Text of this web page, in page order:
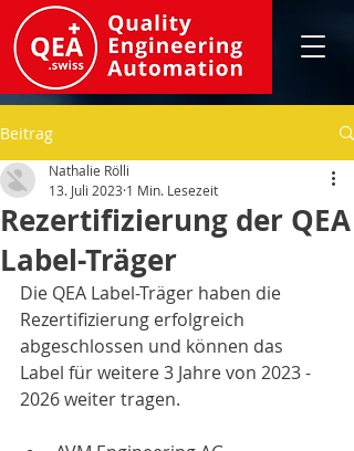
Beitrag
Rezertifizierung der QEA
Label-Träger
Nathalie Rölli
13. Juli 2023 1 Min. Lesezeit
Die QEA Label-Träger haben die
Rezertifizierung erfolgreich
abgeschlossen und können das
Label für weitere 3 Jahre von 2023 -
2026 weiter tragen.